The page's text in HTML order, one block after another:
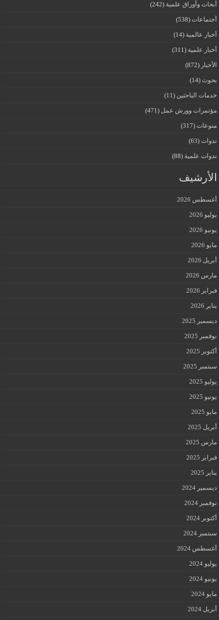
أبحاث وأوراق علمية (242)
أجتماعات (538)
أخبار عالمية (14)
أخبار علمية (311)
الأخبار (872)
بحوث (14)
خدمات الباحثين (11)
مؤتمرات وورش عمل (471)
منوعات (317)
ندوات (63)
ندوات علمية (88)
الأرشيف
أغسطس 2026
يوليو 2026
يونيو 2026
مايو 2026
أبريل 2026
مارس 2026
فبراير 2026
يناير 2026
ديسمبر 2025
نوفمبر 2025
أكتوبر 2025
سبتمبر 2025
يوليو 2025
يونيو 2025
مايو 2025
أبريل 2025
مارس 2025
فبراير 2025
يناير 2025
ديسمبر 2024
نوفمبر 2024
أكتوبر 2024
سبتمبر 2024
أغسطس 2024
يوليو 2024
يونيو 2024
مايو 2024
أبريل 2024